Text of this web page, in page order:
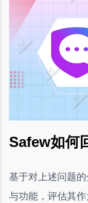
Safew如何
基于对上述问题
与功能，评估其作